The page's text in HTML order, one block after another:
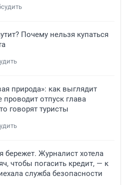
Почему нельзя купаться
природа»: как выглядит
проводит отпуск глава
говорят туристы
бережет. Журналист хотела
чтобы погасить кредит, — к
служба безопасности